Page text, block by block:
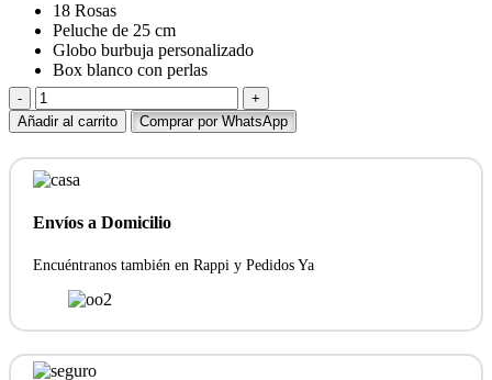
original
era:
S/ 198.00.
es:
S/ 178.00.
18 Rosas
Peluche de 25 cm
Globo burbuja personalizado
Box blanco con perlas
ARREGLO
DE
18
ROSAS,
PELUCHE
Y
GLOBO.
cantidad
Añadir al carrito Comprar por WhatsApp
Envíos a Domicilio
Encuéntranos también en Rappi y Pedidos Ya